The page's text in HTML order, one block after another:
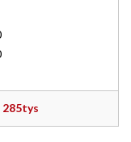
285tys